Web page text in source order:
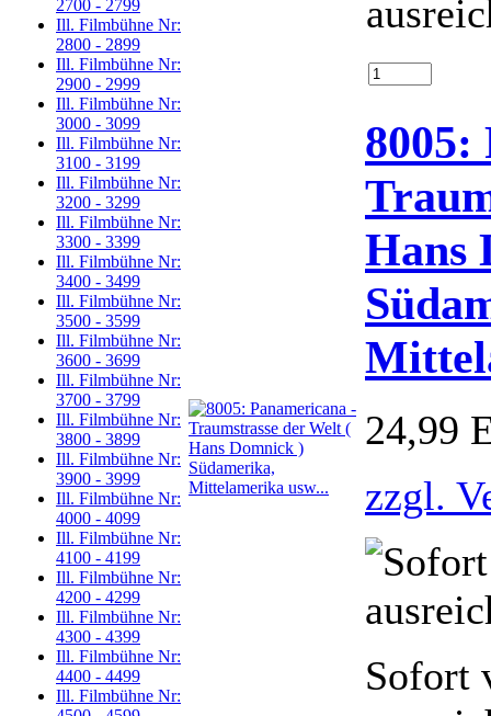
2700 - 2799
Ill. Filmbühne Nr:
2800 - 2899
Ill. Filmbühne Nr:
2900 - 2999
Ill. Filmbühne Nr:
3000 - 3099
Ill. Filmbühne Nr:
3100 - 3199
Ill. Filmbühne Nr:
3200 - 3299
Ill. Filmbühne Nr:
3300 - 3399
Ill. Filmbühne Nr:
3400 - 3499
Ill. Filmbühne Nr:
3500 - 3599
Ill. Filmbühne Nr:
3600 - 3699
Ill. Filmbühne Nr:
3700 - 3799
Ill. Filmbühne Nr:
3800 - 3899
Ill. Filmbühne Nr:
3900 - 3999
Ill. Filmbühne Nr:
4000 - 4099
Ill. Filmbühne Nr:
4100 - 4199
Ill. Filmbühne Nr:
4200 - 4299
Ill. Filmbühne Nr:
4300 - 4399
Ill. Filmbühne Nr:
4400 - 4499
Ill. Filmbühne Nr:
8005:
Hans
24,99
zzgl.
Sofort